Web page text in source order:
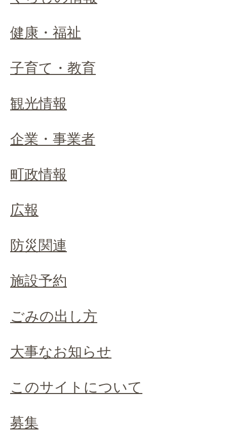
健康・福祉
子育て・教育
観光情報
企業・事業者
町政情報
広報
防災関連
施設予約
ごみの出し方
大事なお知らせ
このサイトについて
募集